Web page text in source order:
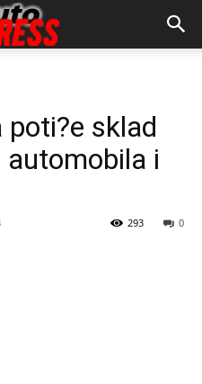
poti?e sklad
automobila i
0
293